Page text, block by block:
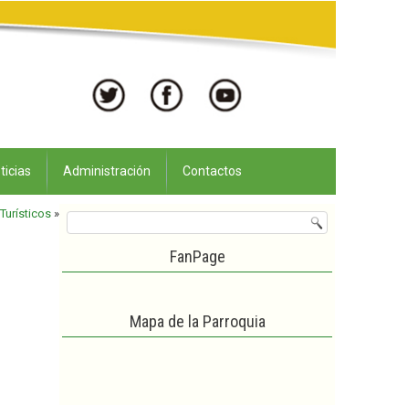
Administración Contactos
»
FanPage
Mapa de la Parroquia